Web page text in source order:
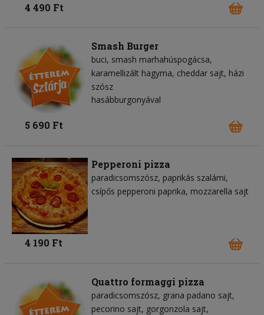
4 490 Ft
Smash Burger
buci smash marhahúspogácsa
karamellizált hagyma cheddar sajt házi
szósz
hasábburgonyával
5 690 Ft
Pepperoni pizza
paradicsomszósz paprikás szalámi
csípős pepperoni paprika mozzarella sajt
4 190 Ft
Quattro formaggi pizza
paradicsomszósz grana padano sajt
pecorino sajt gorgonzola sajt